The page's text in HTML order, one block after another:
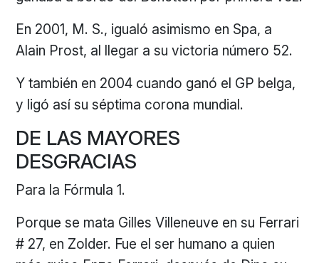
En 2001, M. S., igualó asimismo en Spa, a
Alain Prost, al llegar a su victoria número 52.
Y también en 2004 cuando ganó el GP belga,
y ligó así su séptima corona mundial.
DE LAS MAYORES
DESGRACIAS
Para la Fórmula 1.
Porque se mata Gilles Villeneuve en su Ferrari
# 27, en Zolder. Fue el ser humano a quien